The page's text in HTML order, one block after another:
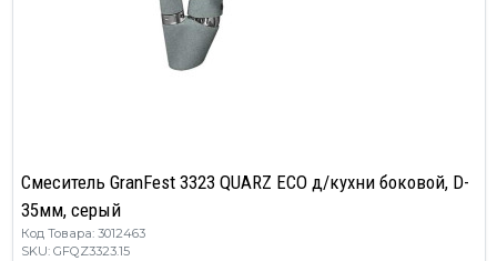
Смеситель GranFest 3323 QUARZ ECO д/кухни боковой, D-
35мм, серый
Код Товара: 3012463
SKU: GFQZ3323.15